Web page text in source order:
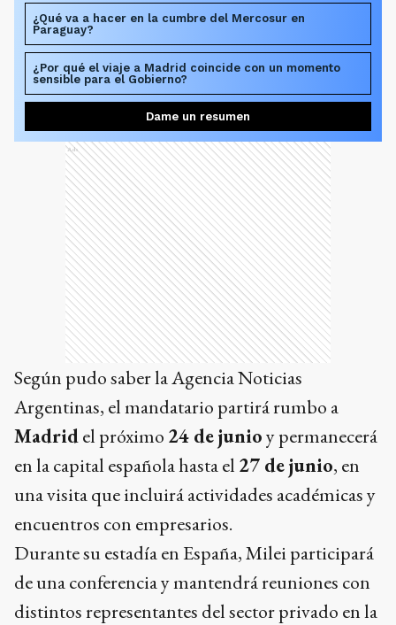
¿Qué va a hacer en la cumbre del Mercosur en
Paraguay?
¿Por qué el viaje a Madrid coincide con un momento
sensible para el Gobierno?
Dame un resumen
Ads
Según pudo saber la Agencia Noticias
Argentinas, el mandatario partirá rumbo a
Madridel próximo 24 de junioy permanecerá
en la capital española hasta el 27 de junio, en
una visita que incluirá actividades académicas y
encuentros con empresarios.
Durante su estadía en España, Milei participará
de una conferencia y mantendrá reuniones con
distintos representantes del sector privado en la